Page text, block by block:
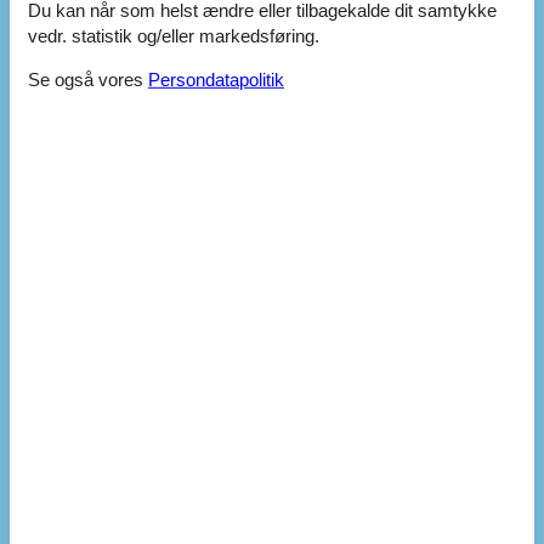
Afstand
Afstand strand
Afstand indkøb (m)
Sovepladser
Du kan når som helst ændre eller tilbagekalde dit samtykke
vedr. statistik og/eller markedsføring.
Se også vores Persondatapolitik